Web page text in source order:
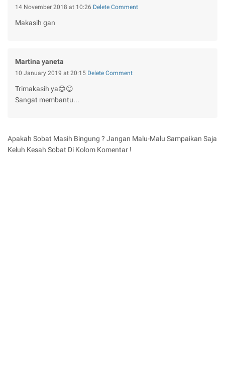
14 November 2018 at 10:26 Delete Comment
Makasih gan
Martina yaneta
10 January 2019 at 20:15 Delete Comment
Trimakasih ya😊😊
Sangat membantu...
Apakah Sobat Masih Bingung ? Jangan Malu-Malu Sampaikan Saja
Keluh Kesah Sobat Di Kolom Komentar !